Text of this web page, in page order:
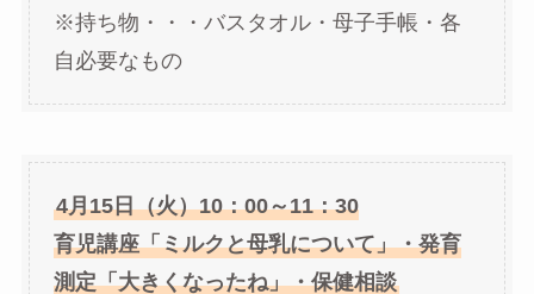
※持ち物・・・バスタオル・母子手帳・各
自必要なもの
4月15日（火）10：00～11：30
育児講座「ミルクと母乳について」・発育
測定「大きくなったね」・保健相談